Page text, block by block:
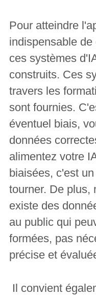
Pour atteindre
indispensable
ces systèmes
construits. Ces
travers les
sont fournies.
éventuel biais,
données
alimentez votre
biaisées, c'est
tourner. De plus,
existe des
au public qui
formées, pas
précise et
Il convient